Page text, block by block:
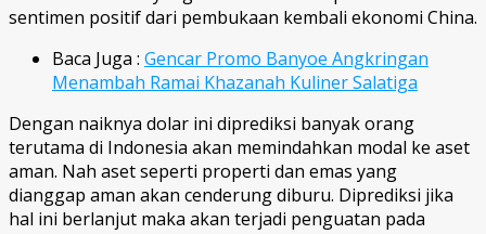
sentimen positif dari pembukaan kembali ekonomi China.
Baca Juga : Gencar Promo Banyoe Angkringan
Menambah Ramai Khazanah Kuliner Salatiga
Dengan naiknya dolar ini diprediksi banyak orang
terutama di Indonesia akan memindahkan modal ke aset
aman. Nah aset seperti properti dan emas yang
dianggap aman akan cenderung diburu. Diprediksi jika
hal ini berlanjut maka akan terjadi penguatan pada